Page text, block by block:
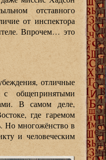
отставного
от инспектора
Впрочем… это
отличные
общепринятыми
В самом деле,
где гаремом
Но многожёнство в
и человеческим